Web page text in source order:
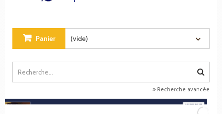
Panier (vide)
Recherche avancée